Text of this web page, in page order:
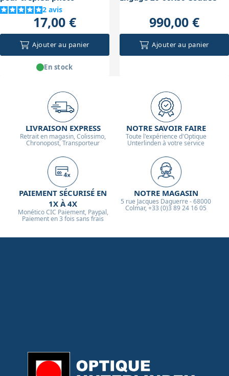
2 avis
17,00 €
Ajouter au panier
En stock
990,00 €
Ajouter au panier
LIVRAISON EXPRESS
Retrait en magasin, Colissimo,
Chronopost, Transporteur
NOTRE SAVOIR FAIRE
Toute l'expérience d'Optique
Unterlinden à votre service
PAIEMENT SÉCURISÉ EN
1X À 4X
Monético CIC Paiement, Paypal,
Paiement en 3 fois sans frais
NOTRE MAGASIN
5 rue Jacques Daguerre - 68000
Colmar, +33 (0)3 89 24 16 05